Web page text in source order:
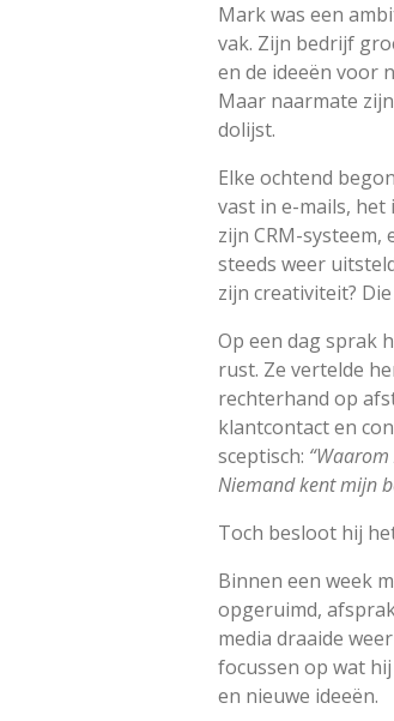
Mark was een
vak. Zijn bedrijf
en de ideeën voor
Maar naarmate
dolijst.
Elke ochtend
vast in e-mails,
zijn CRM-systeem,
steeds weer
zijn creativiteit?
Op een dag sprak
rust. Ze vertelde
rechterhand op
klantcontact en
sceptisch:
Niemand kent mijn
Toch besloot hij
Binnen een week
opgeruimd,
media draaide
focussen op wat
en nieuwe ideeën.